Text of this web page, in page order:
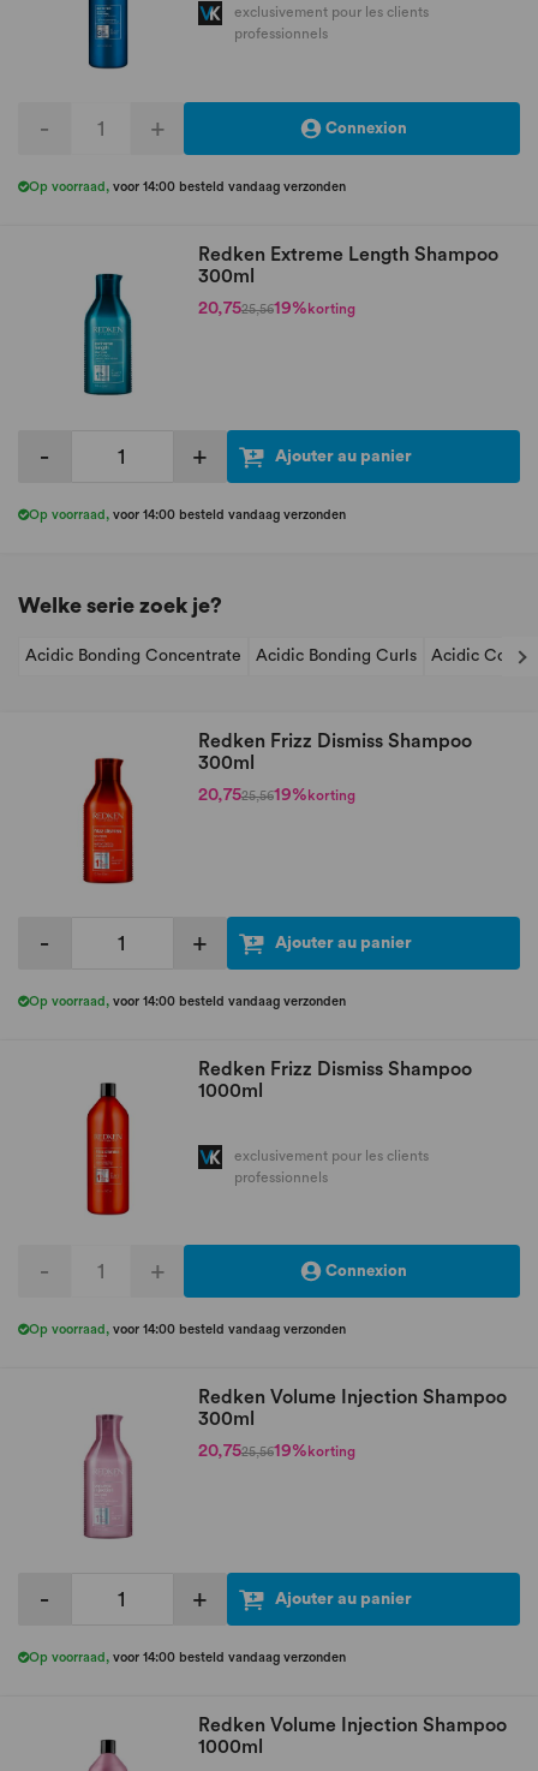
exclusivement pour les clients
professionnels
- + Connexion
Op voorraad , voor 14:00 besteld vandaag verzonden
Redken Extreme Length Shampoo
300ml
20,7525,5619% korting
- + Ajouter au panier
Op voorraad , voor 14:00 besteld vandaag verzonden
Welke serie zoek je?
Acidic Bonding Concentrate Acidic Bonding Curls Acidic Color
Redken Frizz Dismiss Shampoo
300ml
20,7525,5619% korting
- + Ajouter au panier
Op voorraad , voor 14:00 besteld vandaag verzonden
Redken Frizz Dismiss Shampoo
1000ml
exclusivement pour les clients
professionnels
- + Connexion
Op voorraad , voor 14:00 besteld vandaag verzonden
Redken Volume Injection Shampoo
300ml
20,7525,5619% korting
- + Ajouter au panier
Op voorraad , voor 14:00 besteld vandaag verzonden
Redken Volume Injection Shampoo
1000ml